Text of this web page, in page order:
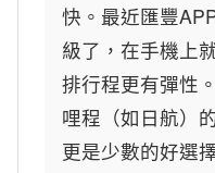
快。最近匯豐
級了，在手機上
排行程更有彈性
哩程（如日航）
更是少數的好選